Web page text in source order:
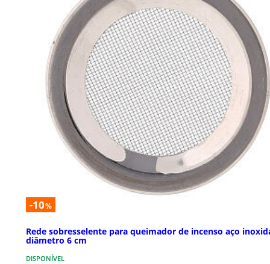
-10%
Rede sobresselente para queimador de incenso aço
diâmetro 6 cm
DISPONÍVEL